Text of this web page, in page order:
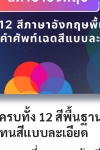
รบทั้ง 12 สีพื้นฐา
นสีแบบละเอียด